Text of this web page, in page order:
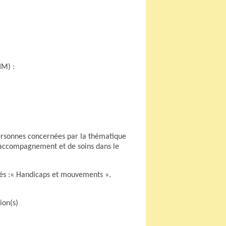
:
concernées par la thématique
et de soins dans le
:« Handicaps et mouvements ».